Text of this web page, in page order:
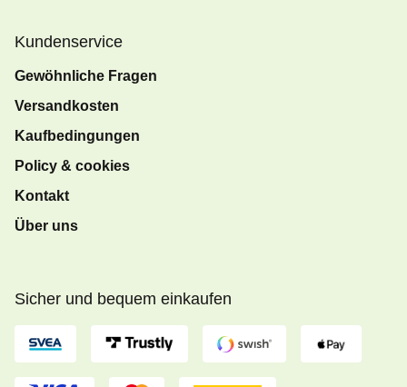
Kundenservice
Gewöhnliche Fragen
Versandkosten
Kaufbedingungen
Policy & cookies
Kontakt
Über uns
Sicher und bequem einkaufen